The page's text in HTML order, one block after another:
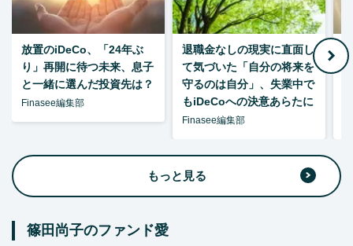
放置のiDeCo、「24年ぶ
り」再開に待つ未来、息子
と一緒に選んだ投資先は？
Finasee編集部
退職金なしの現実に直面し
て気づいた「自分の将来を
守るのは自分」、失業中で
もiDeCoへの決意あらたに
Finasee編集部
もっと見る
篠田尚子のファンド愛